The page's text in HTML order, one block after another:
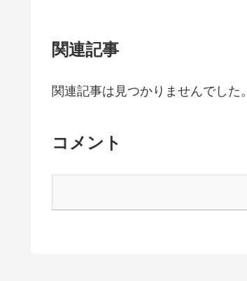
関連記事
関連記事は見つかりませんでした。
コメント